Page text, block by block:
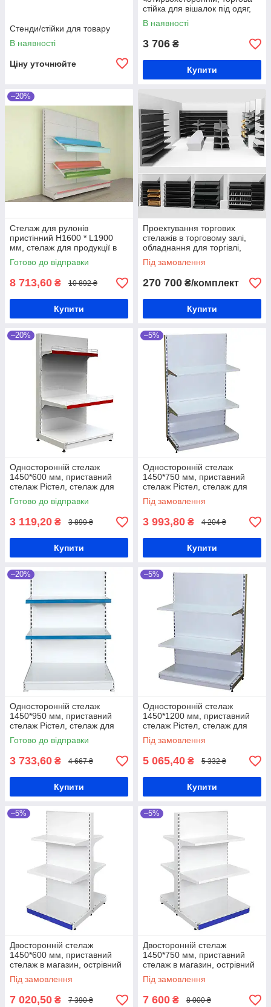
Стенди/стійки для товару
В наявності
Ціну уточнюйте
стійка для вішалок під одяг,
торгова стійка для одягу
В наявності
3 706 ₴
Купити
–20%
Стелаж для рулонів
пристінний H1600 * L1900
мм, стелаж для продукції в
рулонах, для рулонних
товарів
Готово до відправки
8 713,60 ₴ 10 892 ₴
Купити
Проектування торгових
стелажів в торговому залі,
обладнання для торгівлі,
торгові меблі, проектування
безкоштовно
Під замовлення
270 700 ₴/комплект
Купити
–20%
Односторонній стелаж
1450*600 мм, приставний
стелаж Рістел, стелаж для
товару, стелаж в магазин,
стелаж для побутової хімії
Готово до відправки
3 119,20 ₴ 3 899 ₴
Купити
–5%
Односторонній стелаж
1450*750 мм, приставний
стелаж Рістел, стелаж для
товару, стелаж в магазин,
стелаж для побутової хімії
Під замовлення
3 993,80 ₴ 4 204 ₴
Купити
–20%
Односторонній стелаж
1450*950 мм, приставний
стелаж Рістел, стелаж для
товару, стелаж в магазин,
стелаж для побутової хімії
Готово до відправки
3 733,60 ₴ 4 667 ₴
Купити
–5%
Односторонній стелаж
1450*1200 мм, приставний
стелаж Рістел, стелаж для
товару, стелаж в магазин,
стелаж для побутової хімії
Під замовлення
5 065,40 ₴ 5 332 ₴
Купити
–5%
Двосторонній стелаж
1450*600 мм, приставний
стелаж в магазин, острівний
торговий стелаж, стелаж для
косметики ,стелаж для
фарби
Під замовлення
7 020,50 ₴ 7 390 ₴
–5%
Двосторонній стелаж
1450*750 мм, приставний
стелаж в магазин, острівний
торговий стелаж, стелаж для
косметики ,стелаж для
фарби
Під замовлення
7 600 ₴ 8 000 ₴